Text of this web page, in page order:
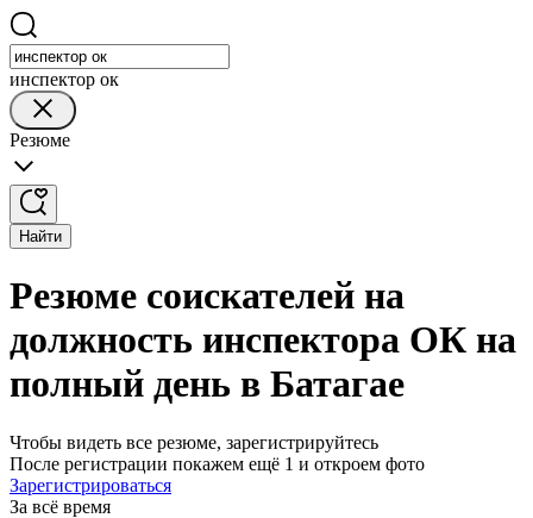
инспектор ок
Резюме
Найти
Резюме соискателей на
должность инспектора ОК на
полный день в Батагае
Чтобы видеть все резюме, зарегистрируйтесь
После регистрации покажем ещё 1 и откроем фото
Зарегистрироваться
За всё время